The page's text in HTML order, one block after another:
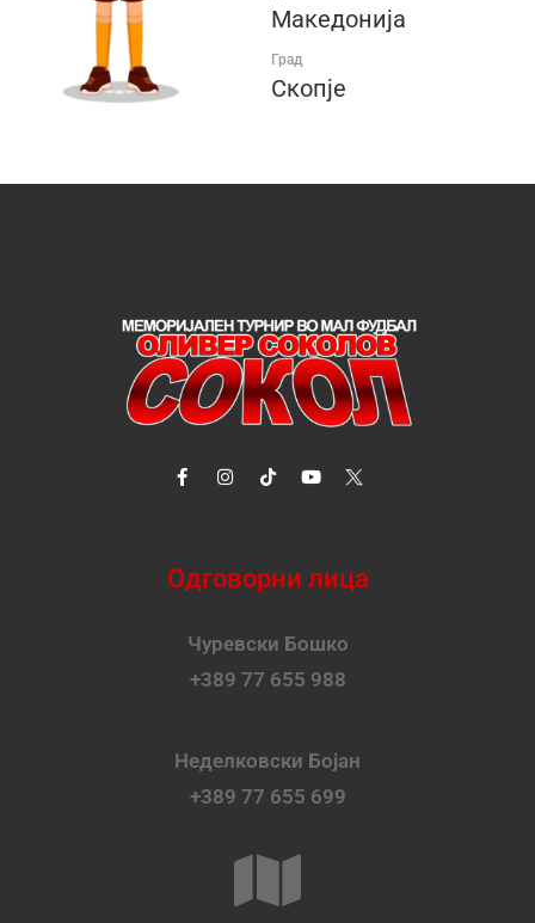
Македонија
Град
Скопје
Одговорни лица
Чуревски Бошко
+389 77 655 988
Неделковски Бојан
+389 77 655 699